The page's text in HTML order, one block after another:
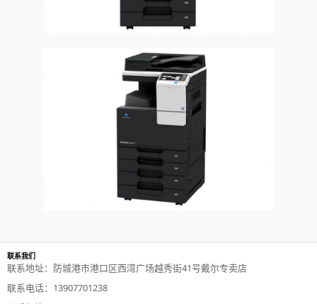
联系我们
联系地址：防城港市港口区西湾广场越秀街41号戴尔专卖店
联系电话：13907701238